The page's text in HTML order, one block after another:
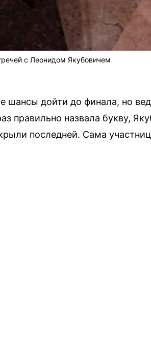
с Леонидом Якубовичем
дойти до финала, но
правильно назвала букву,
последней. Сама